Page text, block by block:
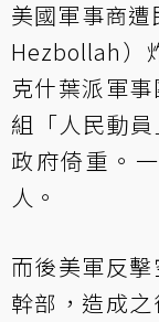
美國軍事商
Hezbollah）
克什葉派軍
組「人民動
政府倚重。
人。
而後美軍反
幹部，造成